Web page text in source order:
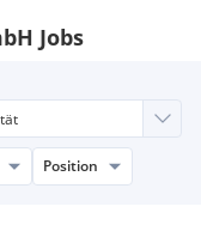
Jobs
Position